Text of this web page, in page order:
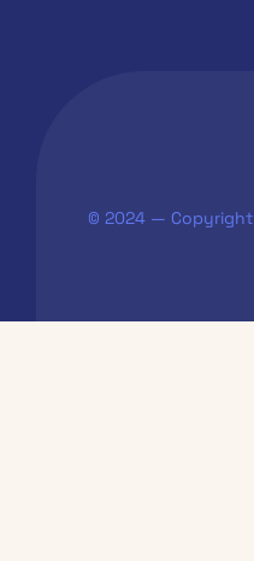
© 2024 — Copyright